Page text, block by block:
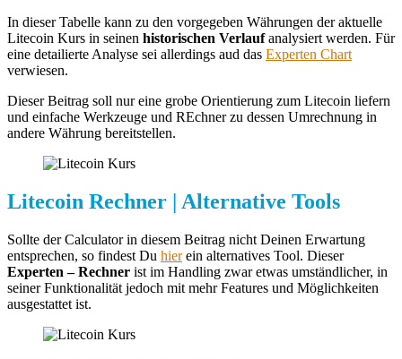
In dieser Tabelle kann zu den vorgegeben Währungen der aktuelle
Litecoin Kurs in seinen historischen Verlaufanalysiert werden. Für
eine detailierte Analyse sei allerdings aud das Experten Chart
verwiesen.
Dieser Beitrag soll nur eine grobe Orientierung zum Litecoin liefern
und einfache Werkzeuge und REchner zu dessen Umrechnung in
andere Währung bereitstellen.
Litecoin Rechner | Alternative Tools
Sollte der Calculator in diesem Beitrag nicht Deinen Erwartung
entsprechen, so findest Du hierein alternatives Tool. Dieser
Experten – Rechner ist im Handling zwar etwas umständlicher, in
seiner Funktionalität jedoch mit mehr Features und Möglichkeiten
ausgestattet ist.